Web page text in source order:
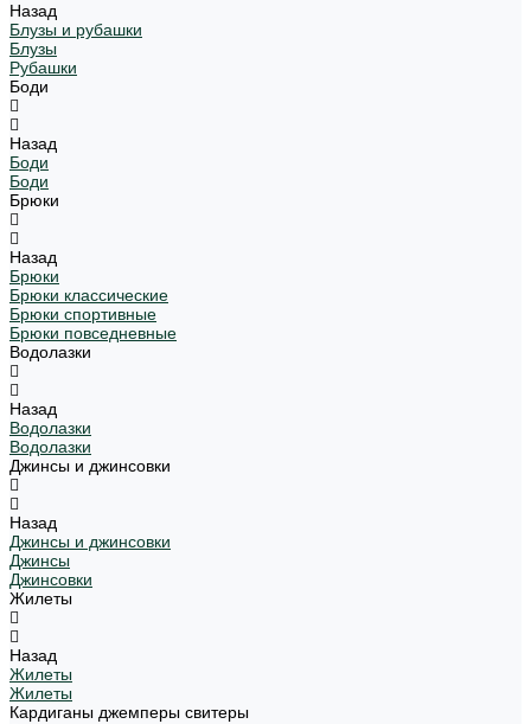
Назад
Блузы и рубашки
Блузы
Рубашки
Боди
Назад
Боди
Боди
Брюки
Назад
Брюки
Брюки классические
Брюки спортивные
Брюки повседневные
Водолазки
Назад
Водолазки
Водолазки
Джинсы и джинсовки
Назад
Джинсы и джинсовки
Джинсы
Джинсовки
Жилеты
Назад
Жилеты
Жилеты
Кардиганы джемперы свитеры